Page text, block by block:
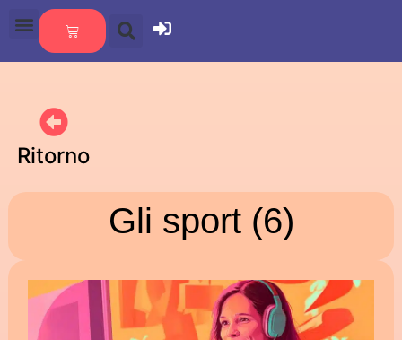
Ritorno
Gli sport (6)